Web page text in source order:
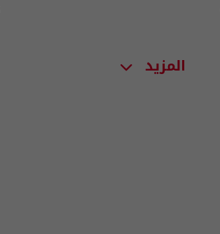
المزيد